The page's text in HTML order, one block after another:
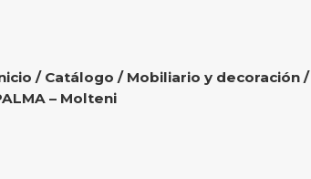
/ Catálogo / Mobiliario y decoración/
– Molteni